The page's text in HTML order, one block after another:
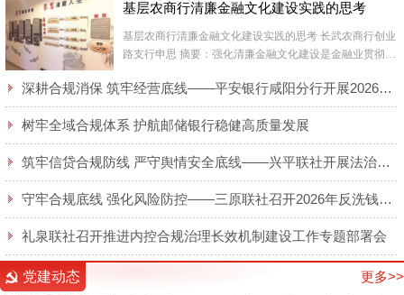
基层农商行清廉金融文化建设实践的思考
基层农商行清廉金融文化建设实践的思考 长武农商行创业
路支行申思 摘要：强化清廉金融文化建设是金融业贯彻国
深耕合规消保 筑牢经营底线——平安银行咸阳分行开展2026年廉洁合规及消保专题培训
树牢全域合规体系 护航邮储银行稳健高质量发展
筑牢信贷合规防线 严守舆情安全底线——兴平联社开展法治大讲堂活动
守牢合规底线 强化风险防控——三原联社召开2026年反洗钱和反恐怖融资专题培训会
礼泉联社召开推进内控合规治理长效机制建设工作专题部署会
党建动态 更多>>